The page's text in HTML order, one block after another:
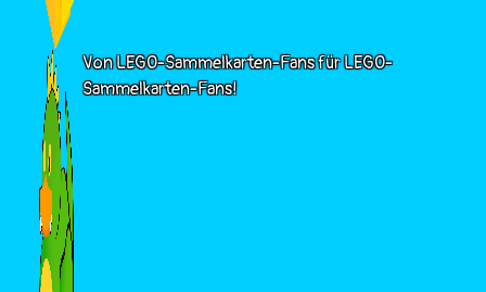
Von LEGO-Sammelkarten-Fans für LEGO-
Sammelkarten-Fans!